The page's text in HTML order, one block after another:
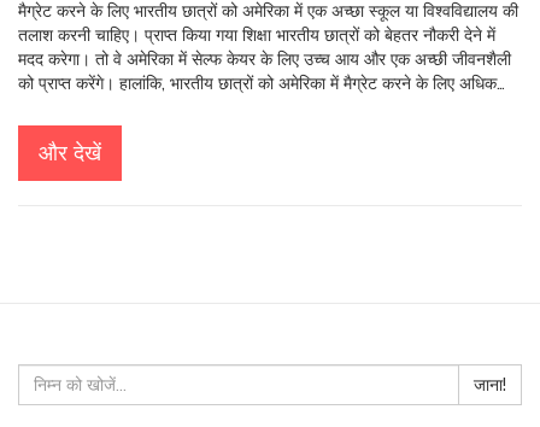
मैग्रेट करने के लिए भारतीय छात्रों को अमेरिका में एक अच्छा स्कूल या विश्वविद्यालय की
तलाश करनी चाहिए। प्राप्त किया गया शिक्षा भारतीय छात्रों को बेहतर नौकरी देने में
मदद करेगा। तो वे अमेरिका में सेल्फ केयर के लिए उच्च आय और एक अच्छी जीवनशैली
को प्राप्त करेंगे। हालांकि, भारतीय छात्रों को अमेरिका में मैग्रेट करने के लिए अधिक
और देखें
जाना!